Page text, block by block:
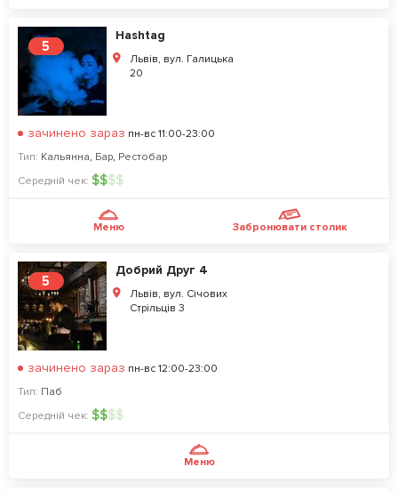
5
Hashtag
Львів, вул. Галицька
20
зачинено зараз пн-вс 11:00-23:00
Тип: Кальянна, Бар, Рестобар
Середній чек: $$$$
Меню Забронювати столик
5
Добрий Друг 4
Львів, вул. Січових
Стрільців 3
зачинено зараз пн-вс 12:00-23:00
Тип: Паб
Середній чек: $$$$
Меню